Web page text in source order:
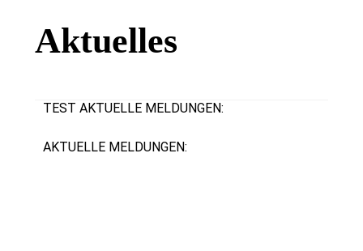
Aktuelles
TEST AKTUELLE MELDUNGEN:
AKTUELLE MELDUNGEN: